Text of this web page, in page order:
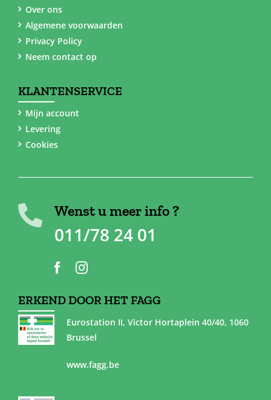
Over ons
Algemene voorwaarden
Privacy Policy
Neem contact op
KLANTENSERVICE
Mijn account
Levering
Cookies
Wenst u meer info ?
011/78 24 01
ERKEND DOOR HET FAGG
Eurostation II, Victor Hortaplein 40/40, 1060
Brussel
www.fagg.be